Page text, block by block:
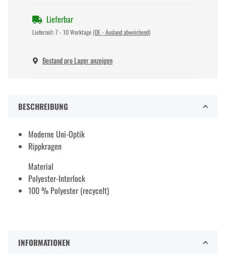
Lieferbar
Lieferzeit:7 - 10 Werktage (DE - Ausland abweichend)
Bestand pro Lager anzeigen
BESCHREIBUNG
Moderne Uni-Optik
Rippkragen
Material
Polyester-Interlock
100 % Polyester (recycelt)
INFORMATIONEN